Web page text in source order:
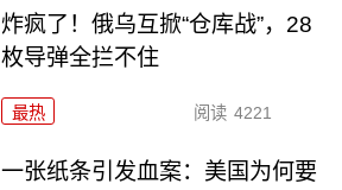
炸疯了！俄乌互掀“仓库战”，28
枚导弹全拦不住
最热 阅读 4221
一张纸条引发血案：美国为何要